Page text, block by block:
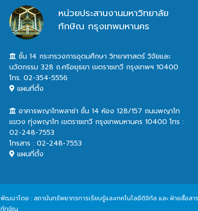
หน่วยประสานงานมหาวิทยาลัย
ทักษิณ กรุงเทพมหานคร
ชั้น 14 กระทรวงการอุดมศึกษา วิทยาศาสตร์ วิจัยและ
นวัตกรรม 328 ถ.ศรีอยุธยา เขตราชเทวี กรุงเทพฯ 10400
โทร. 02-354-5556
แผนที่ตั้ง
อาคารพญาไทพลาซ่า ชั้น 14 ห้อง 128/157 ถนนพญาไท
แขวง ทุ่งพญาไท เขตราชเทวี กรุงเทพมหานคร 10400 โทร :
02-248-7553
โทรสาร : 02-248-7553
แผนที่ตั้ง
พัฒนาโดย : สถาบันทรัพยากรการเรียนรู้และเทคโนโลยีดิจิทัล และ ฝ่ายสื่อส
ทักษิณ